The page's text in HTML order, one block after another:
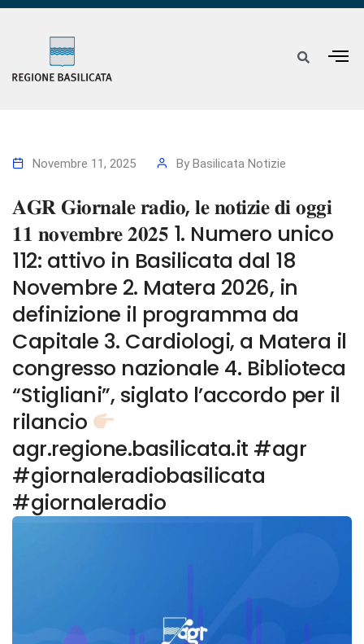
Novembre 11, 2025 By Basilicata Notizie
𝐀𝐆𝐑 𝐆𝐢𝐨𝐫𝐧𝐚𝐥𝐞 𝐫𝐚𝐝𝐢𝐨, 𝐥𝐞 𝐧𝐨𝐭𝐢𝐳𝐢𝐞 𝐝𝐢 𝐨𝐠𝐠𝐢
𝟏𝟏 𝐧𝐨𝐯𝐞𝐦𝐛𝐫𝐞 𝟐𝟎𝟐𝟓 1. Numero unico
112: attivo in Basilicata dal 18
Novembre 2. Matera 2026, in
definizione il programma da
Capitale 3. Cardiologi, a Matera il
congresso nazionale 4. Biblioteca
“Stigliani”, siglato l’accordo per il
rilancio
agr.regione.basilicata.it #agr
#giornaleradiobasilicata
#giornaleradio